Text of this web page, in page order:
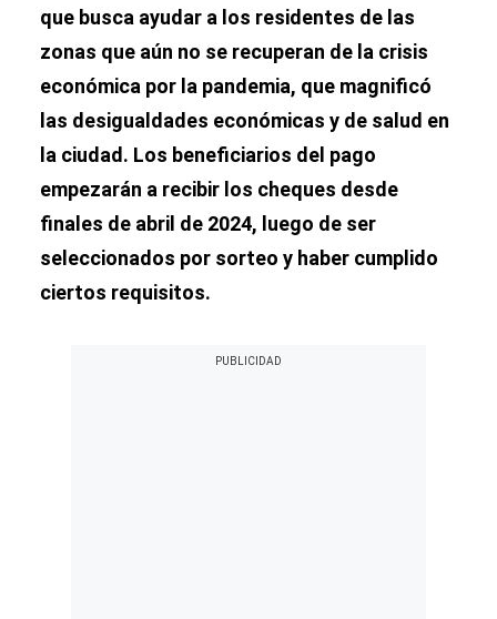
que busca ayudar a los residentes de las
zonas que aún no se recuperan de la crisis
económica por la pandemia, que magnificó
las desigualdades económicas y de salud en
la ciudad. Los beneficiarios del pago
empezarán a recibir los cheques desde
finales de abril de 2024, luego de ser
seleccionados por sorteo y haber cumplido
ciertos requisitos.